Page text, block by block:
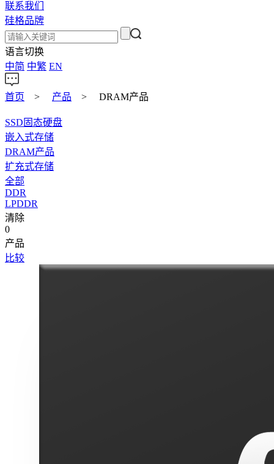
联系我们
硅格品牌
语言切换
中简 中繁 EN
首页 > 产品 > DRAM产品
SSD固态硬盘
嵌入式存储
DRAM产品
扩充式存储
全部
DDR
LPDDR
清除
0
产品
比较